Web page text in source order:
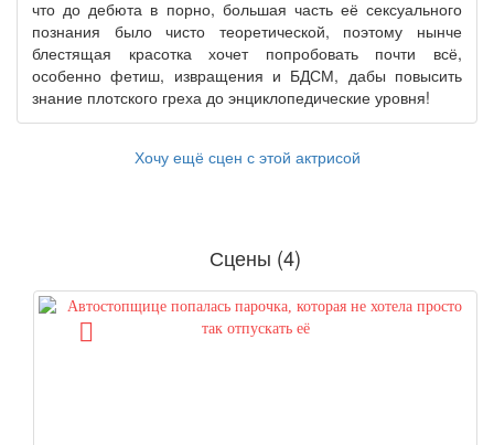
что до дебюта в порно, большая часть её сексуального
познания было чисто теоретической, поэтому нынче
блестящая красотка хочет попробовать почти всё,
особенно фетиш, извращения и БДСМ, дабы повысить
знание плотского греха до энциклопедические уровня!
Хочу ещё сцен с этой актрисой
Сцены (4)